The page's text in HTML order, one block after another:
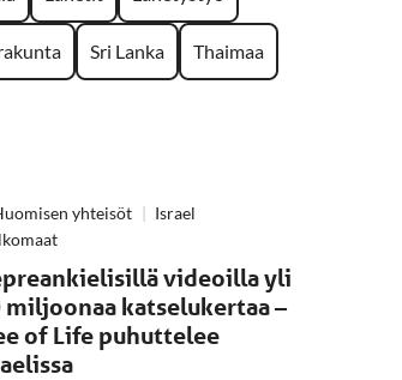
Sri Lanka Thaimaa
yhteisöt
Israel
videoilla yli
miljoonaa katselukertaa –
of Life puhuttelee